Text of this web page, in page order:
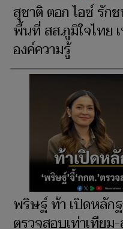
สุชาติ ตอก ไอซ์ รัก
พื้นที่ สส.ภูมิใจไทย
องค์ความรู้
พริษฐ์ ท้า เปิดหลักฐ
ตรวจสอบเท่าเทีย